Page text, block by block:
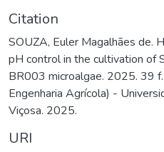
Citation
SOUZA, Euler Magalhães de.
pH control in the cultivation of
BR003 microalgae. 2025. 39
Engenharia Agrícola) -
Viçosa. 2025.
URI